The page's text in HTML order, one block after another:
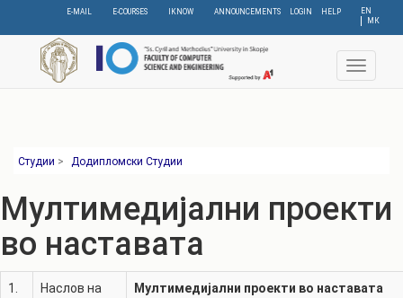
content
EN
МК
E-MAIL E-COURSES IKNOW ANNOUNCEMENTS LOGIN HELP
Toggle
Студии > Додипломски Студии
Мултимедијални проекти
во наставата
1.
Наслов на
Мултимедијални проекти во наставата